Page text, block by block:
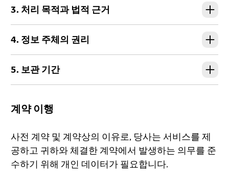
3. 처리 목적과 법적 근거
4. 정보 주체의 권리
5. 보관 기간
계약 이행
사전 계약 및 계약상의 이유로, 당사는 서비스를 제
공하고 귀하와 체결한 계약에서 발생하는 의무를 준
수하기 위해 개인 데이터가 필요합니다.